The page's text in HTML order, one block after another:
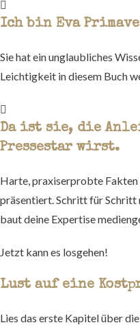
Ich bin Eva
Sie hat ein unglaubliches
Leichtigkeit in diesem Buch
Da ist sie, die
Pressestar wirst.
Harte, praxiserprobte
präsentiert. Schritt für Schritt
baut deine Expertise
Jetzt kann es losgehen!
Lust auf eine
Lies das erste Kapitel über